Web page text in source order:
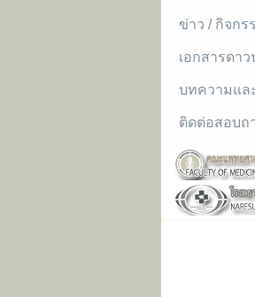
ข่าว / กิจกร
เอกสารดา
บทความแล
ติดต่อสอบถ